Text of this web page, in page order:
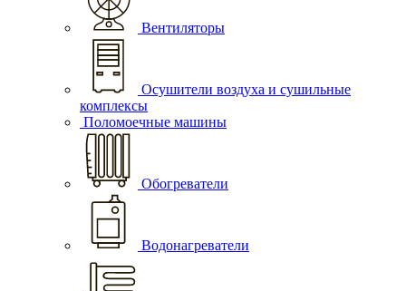
Вентиляторы
Осушители воздуха и сушильные
комплексы
Поломоечные машины
Обогреватели
Водонагреватели